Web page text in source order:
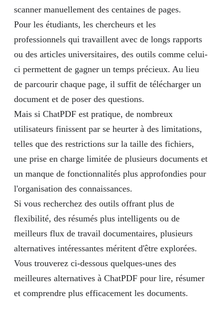
scanner manuellement des centaines de pages.
Pour les étudiants, les chercheurs et les
professionnels qui travaillent avec de longs rapports
ou des articles universitaires, des outils comme celui-
ci permettent de gagner un temps précieux. Au lieu
de parcourir chaque page, il suffit de télécharger un
document et de poser des questions.
Mais si ChatPDF est pratique, de nombreux
utilisateurs finissent par se heurter à des limitations,
telles que des restrictions sur la taille des fichiers,
une prise en charge limitée de plusieurs documents et
un manque de fonctionnalités plus approfondies pour
l'organisation des connaissances.
Si vous recherchez des outils offrant plus de
flexibilité, des résumés plus intelligents ou de
meilleurs flux de travail documentaires, plusieurs
alternatives intéressantes méritent d'être explorées.
Vous trouverez ci-dessous quelques-unes des
meilleures alternatives à ChatPDF pour lire, résumer
et comprendre plus efficacement les documents.